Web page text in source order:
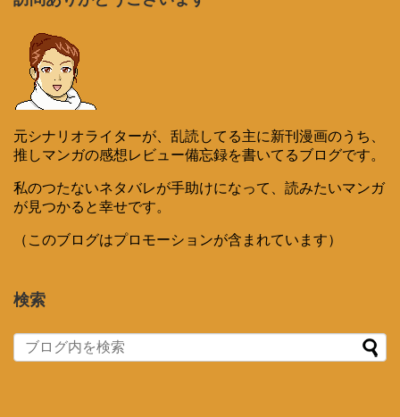
元シナリオライターが、乱読してる主に新刊漫画のうち、
推しマンガの感想レビュー備忘録を書いてるブログです。
私のつたないネタバレが手助けになって、読みたいマンガ
が見つかると幸せです。
（このブログはプロモーションが含まれています）
検索